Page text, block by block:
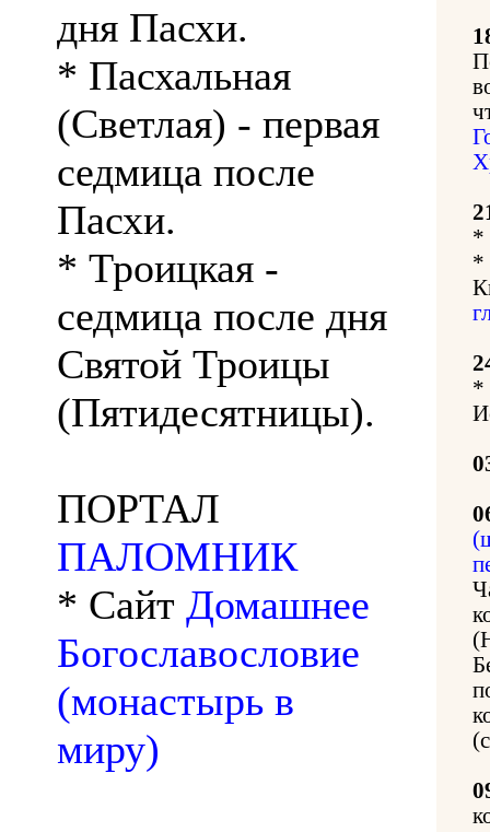
дня Пасхи.
* Пасхальная
(Светлая) - первая
седмица после
Пасхи.
* Троицкая -
седмица после дня
Святой Троицы
(Пятидесятницы).
ПОРТАЛ
ПАЛОМНИК
* Сайт Домашнее
Богославословие
(монастырь в
миру)
*
*
*